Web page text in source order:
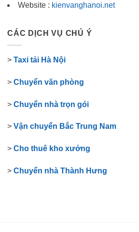
Website : kienvanghanoi.net
CÁC DỊCH VỤ CHÚ Ý
> Taxi tải Hà Nội
> Chuyển văn phòng
> Chuyển nhà trọn gói
> Vận chuyển Bắc Trung Nam
> Cho thuê kho xưởng
> Chuyển nhà Thành Hưng